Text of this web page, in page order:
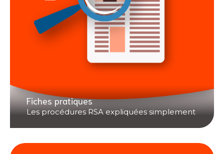
Fiches pratiques
Les procédures RSA expliquées simplement